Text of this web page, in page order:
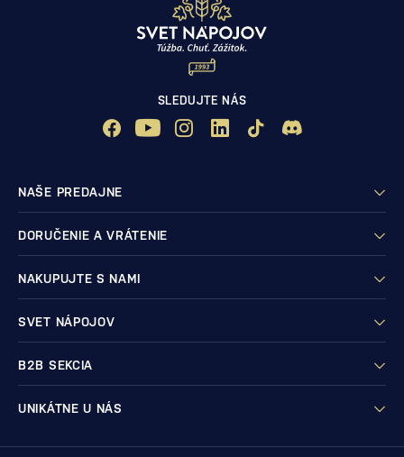
SLEDUJTE NÁS
NAŠE PREDAJNE
DORUČENIE A VRÁTENIE
NAKUPUJTE S NAMI
SVET NÁPOJOV
B2B SEKCIA
UNIKÁTNE U NÁS